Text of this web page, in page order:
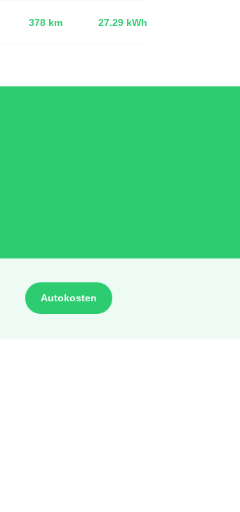
378 km 27.29 kWh
Autokosten